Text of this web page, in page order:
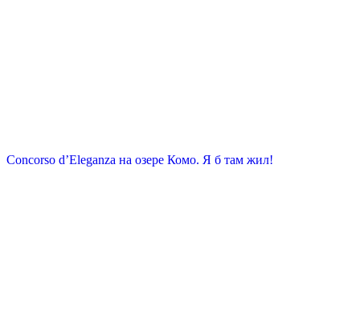
Concorso d’Eleganza на озере Комо. Я б там жил!